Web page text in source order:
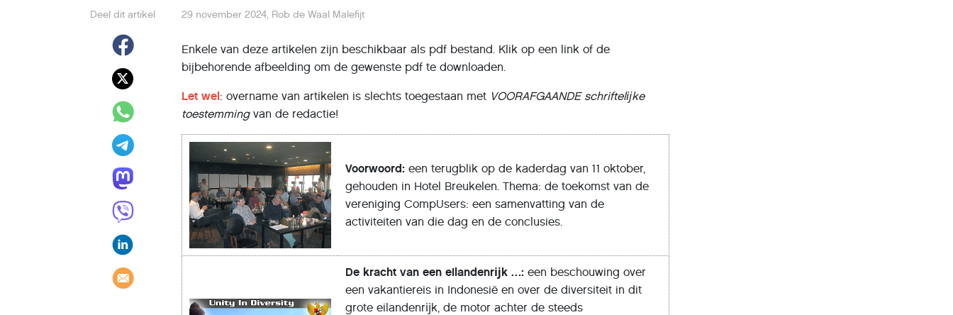
Deel dit artikel 29 november 2024, Rob de Waal Malefijt
Enkele van deze artikelen zijn beschikbaar als pdf bestand. Klik op een link of de
bijbehorende afbeelding om de gewenste pdf te downloaden.
Let wel: overname van artikelen is slechts toegestaan met VOORAFGAANDE schriftelĳke
toestemmingvan de redactie!
Voorwoord:een terugblik op de kaderdag van 11 oktober,
gehouden in Hotel Breukelen. Thema: de toekomst van de
vereniging CompUsers: een samenvatting van de
activiteiten van die dag en de conclusies.
De kracht van een eilandenrĳk …:een beschouwing over
een vakantiereis in Indonesië en over de diversiteit in dit
grote eilandenrĳk, de motor achter de steeds